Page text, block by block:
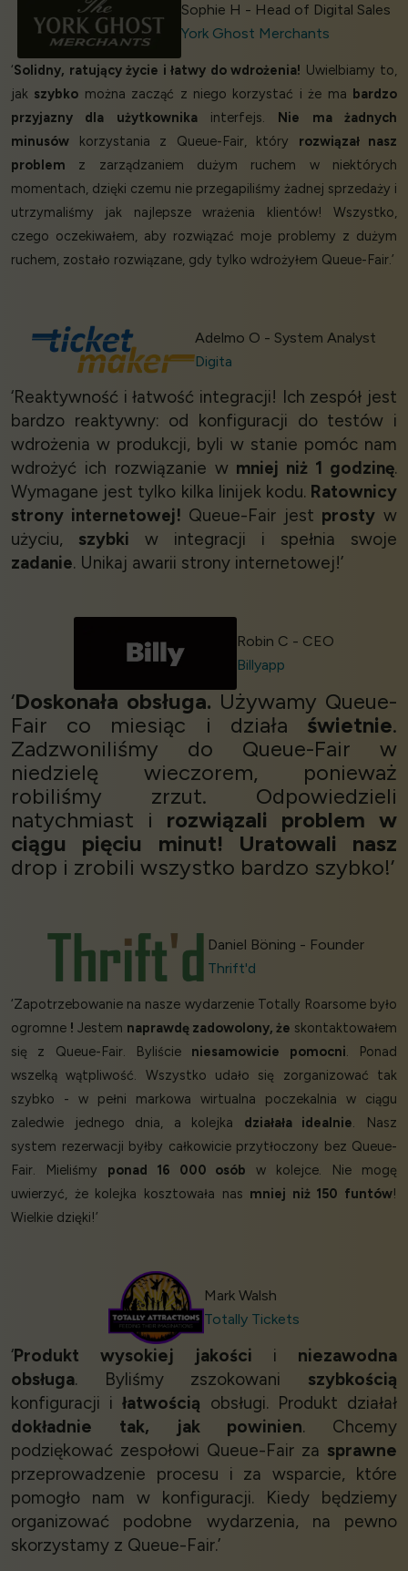
Sophie H - Head of Digital Sales
York Ghost Merchants
‘Solidny, ratujący życie i łatwy do wdrożenia! Uwielbiamy to,
jak szybko można zacząć z niego korzystać i że ma bardzo
przyjazny dla użytkownikainterfejs.
Nie ma żadnych
minusów korzystania z Queue-Fair, który rozwiązał nasz
problem z zarządzaniem dużym ruchem w niektórych
momentach, dzięki czemu nie przegapiliśmy żadnej sprzedaży i
utrzymaliśmy jak najlepsze wrażenia klientów! Wszystko,
czego oczekiwałem, aby rozwiązać moje problemy z dużym
ruchem, zostało rozwiązane, gdy tylko wdrożyłem Queue-Fair.’
Adelmo O - System Analyst
Digita
‘Reaktywność i łatwość integracji! Ich zespół jest
bardzo reaktywny: od konfiguracji do testów i
wdrożenia w produkcji, byli w stanie pomóc nam
wdrożyć ich rozwiązanie w mniej niż 1 godzinę.
Wymagane jest tylko kilka linijek kodu. Ratownicy
strony internetowej! Queue-Fair jest prosty w
użyciu, szybki w integracji i spełnia swoje
zadanie. Unikaj awarii strony internetowej!’
Robin C - CEO
Billyapp
‘Doskonała obsługa. Używamy Queue-
Fair co miesiąc i działa świetnie.
Zadzwoniliśmy do Queue-Fair w
niedzielę wieczorem, ponieważ
robiliśmy zrzut. Odpowiedzieli
natychmiast i rozwiązali problem w
ciągu pięciu minut!
Uratowali nasz
drop i zrobili wszystko bardzo szybko!’
Daniel Böning - Founder
Thrift'd
‘Zapotrzebowanie na nasze wydarzenie Totally Roarsome było
ogromne ! Jestem naprawdę zadowolony, że skontaktowałem
się z Queue-Fair. Byliście niesamowicie pomocni. Ponad
wszelką wątpliwość. Wszystko udało się zorganizować tak
szybko - w pełni markowa wirtualna poczekalnia w ciągu
zaledwie jednego dnia, a kolejka działała idealnie. Nasz
system rezerwacji byłby całkowicie przytłoczony bez Queue-
Fair. Mieliśmy ponad 16 000 osób w kolejce. Nie mogę
uwierzyć, że kolejka kosztowała nas mniej niż 150 funtów!
Wielkie dzięki!’
Mark Walsh
Totally Tickets
‘Produkt wysokiej jakości i niezawodna
obsługa. Byliśmy zszokowani szybkością
konfiguracji iłatwością obsługi. Produkt działał
dokładnie tak, jak powinien. Chcemy
podziękować zespołowi Queue-Fair za sprawne
przeprowadzenie procesu i za wsparcie, które
pomogło nam w konfiguracji. Kiedy będziemy
organizować podobne wydarzenia, na pewno
skorzystamy z Queue-Fair.’